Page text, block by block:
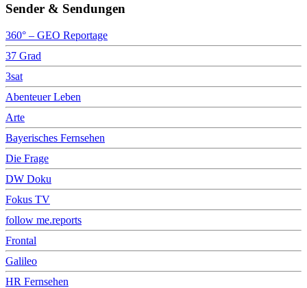
Sender & Sendungen
360° – GEO Reportage
37 Grad
3sat
Abenteuer Leben
Arte
Bayerisches Fernsehen
Die Frage
DW Doku
Fokus TV
follow me.reports
Frontal
Galileo
HR Fernsehen